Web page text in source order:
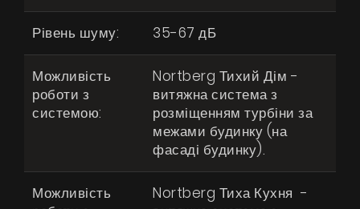
Технічна підтримка
Де придбати
Галерея
Акції
Співпраця
Рівень шуму: 35-67 дБ
Можливість
роботи з
системою:
Nortberg Тихий Дім -
витяжна система з
розміщенням турбіни за
межами будинку (на
фасаді будинку).
Можливість
Nortberg Тиха Кухня -